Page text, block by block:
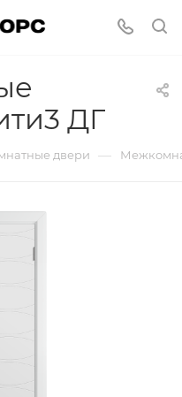
ДГ
двери —